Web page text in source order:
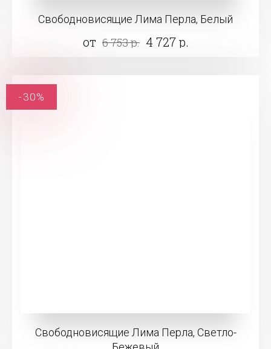
Свободновисящие Лима Перла, Белый
от 6 753 р. 4 727 р.
Свободновисящие Лима Перла, Светло-
-30%